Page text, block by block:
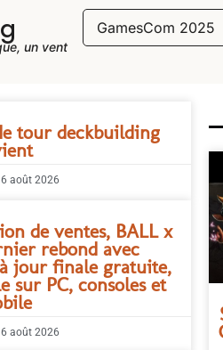
un vent
GamesCom 2025
tour deckbuilding
6 août 2026
de ventes, BALL x
rebond avec
jour finale gratuite,
sur PC, consoles et
6 août 2026